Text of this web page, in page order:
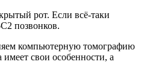
рот. Если всё-таки
позвонков.
компьютерную томографию
свои особенности, а